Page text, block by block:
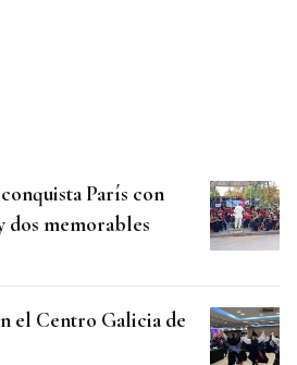
París con
dos memorables
el Centro Galicia de